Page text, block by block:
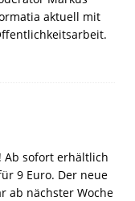
aktuell mit
Ab sofort erhältlich
9 Euro. Der neue
ab nächster Woche